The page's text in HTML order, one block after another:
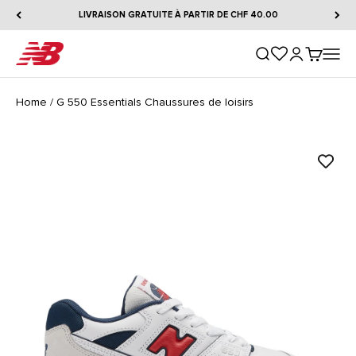
LIVRAISON GRATUITE À PARTIR DE CHF 40.00
New Balance Ouvrir la recherche
Ouvrir le
Voir leOuvrir
Home / G 550 Essentials Chaussures de loisirs